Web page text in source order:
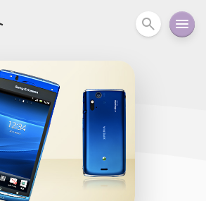
PC関連 カメラ
トホーム
iPad Android